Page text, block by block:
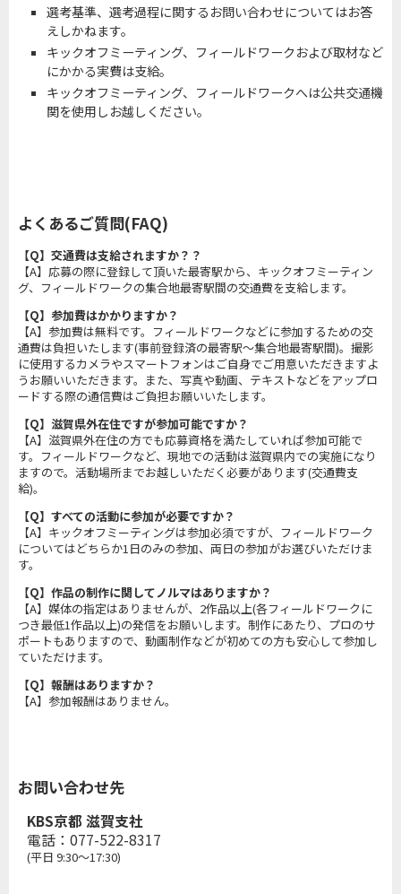
選考基準、選考過程に関するお問い合わせについてはお答
えしかねます。
キックオフミーティング、フィールドワークおよび取材など
にかかる実費は支給。
キックオフミーティング、フィールドワークへは公共交通機
関を使用しお越しください。
よくあるご質問(FAQ)
【Q】交通費は支給されますか？？
【A】応募の際に登録して頂いた最寄駅から、キックオフミーティン
グ、フィールドワークの集合地最寄駅間の交通費を支給します。
【Q】参加費はかかりますか？
【A】参加費は無料です。フィールドワークなどに参加するための交
通費は負担いたします(事前登録済の最寄駅～集合地最寄駅間)。撮影
に使用するカメラやスマートフォンはご自身でご用意いただきますよ
うお願いいただきます。また、写真や動画、テキストなどをアップロ
ードする際の通信費はご負担お願いいたします。
【Q】滋賀県外在住ですが参加可能ですか？
【A】滋賀県外在住の方でも応募資格を満たしていれば参加可能で
す。フィールドワークなど、現地での活動は滋賀県内での実施になり
ますので。活動場所までお越しいただく必要があります(交通費支
給)。
【Q】すべての活動に参加が必要ですか？
【A】キックオフミーティングは参加必須ですが、フィールドワーク
についてはどちらか1日のみの参加、両日の参加がお選びいただけま
す。
【Q】作品の制作に関してノルマはありますか？
【A】媒体の指定はありませんが、2作品以上(各フィールドワークに
つき最低1作品以上)の発信をお願いします。制作にあたり、プロのサ
ポートもありますので、動画制作などが初めての方も安心して参加し
ていただけます。
【Q】報酬はありますか？
【A】参加報酬はありません。
お問い合わせ先
KBS京都 滋賀支社
電話：077-522-8317
(平日 9:30～17:30)